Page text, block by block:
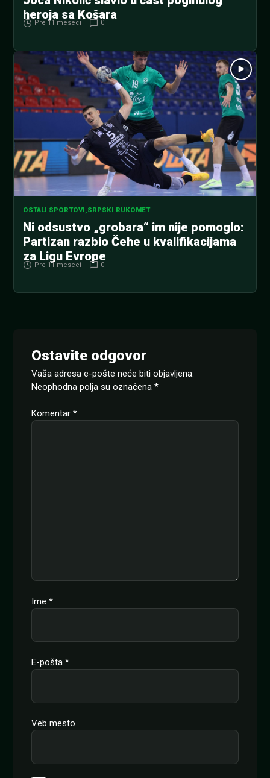
heroja sa Košara
Pre 11 meseci 0
OSTALI SPORTOVI ,SRPSKI RUKOMET
Ni odsustvo „grobara“ im nije pomoglo:
Partizan razbio Čehe u kvalifikacijama
za Ligu Evrope
Pre 11 meseci 0
Ostavite odgovor
Vaša adresa e-pošte neće biti objavljena.
Neophodna polja su označena *
Komentar *
Ime *
E-pošta *
Veb mesto